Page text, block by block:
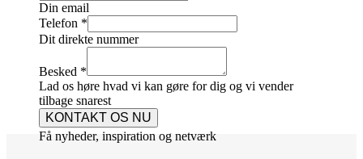
Din email
Telefon *
Dit direkte nummer
Besked *
Lad os høre hvad vi kan gøre for dig og vi vender
tilbage snarest
KONTAKT OS NU
Få nyheder, inspiration og netværk